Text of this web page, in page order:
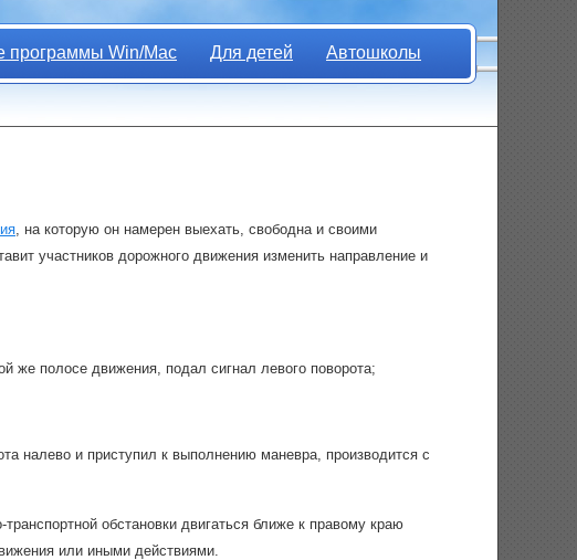
программы Win/Mac Для детей Автошколы
, на которую он намерен выехать, свободна и своими
участников дорожного движения изменить направление и
же полосе движения, подал сигнал левого поворота;
налево и приступил к выполнению маневра, производится с
обстановки двигаться ближе к правому краю
или иными действиями.